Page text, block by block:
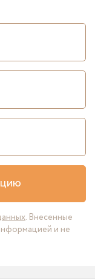
. Внесенные
и не